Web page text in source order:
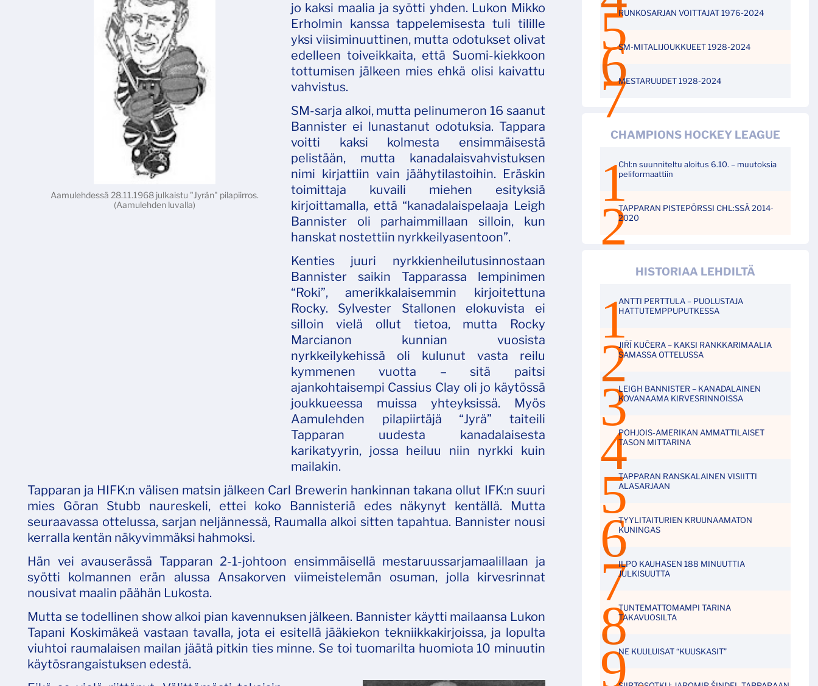
Aamulehdessä 28.11.1968 julkaistu "Jyrän" pilapiirros.
(Aamulehden luvalla)
jo kaksi maalia ja syötti yhden. Lukon Mikko
Erholmin kanssa tappelemisesta tuli tilille
yksi viisiminuuttinen, mutta odotukset olivat
edelleen toiveikkaita, että Suomi-kiekkoon
tottumisen jälkeen mies ehkä olisi kaivattu
vahvistus.
SM-sarja alkoi, mutta pelinumeron 16 saanut
Bannister ei lunastanut odotuksia. Tappara
voitti kaksi kolmesta ensimmäisestä
pelistään, mutta kanadalaisvahvistuksen
nimi kirjattiin vain jäähytilastoihin. Eräskin
toimittaja kuvaili miehen esityksiä
kirjoittamalla, että “kanadalaispelaaja Leigh
Bannister oli parhaimmillaan silloin, kun
hanskat nostettiin nyrkkeilyasentoon”.
Kenties juuri nyrkkienheilutusinnostaan
Bannister saikin Tapparassa lempinimen
“Roki”, amerikkalaisemmin kirjoitettuna
Rocky. Sylvester Stallonen elokuvista ei
silloin vielä ollut tietoa, mutta Rocky
Marcianon kunnian vuosista
nyrkkeilykehissä oli kulunut vasta reilu
kymmenen vuotta – sitä paitsi
ajankohtaisempi Cassius Clay oli jo käytössä
joukkueessa muissa yhteyksissä. Myös
Aamulehden pilapiirtäjä “Jyrä” taiteili
Tapparan uudesta kanadalaisesta
karikatyyrin, jossa heiluu niin nyrkki kuin
mailakin.
Tapparan ja HIFK:n välisen matsin jälkeen Carl Brewerin hankinnan takana ollut IFK:n suuri
mies Göran Stubb naureskeli, ettei koko Bannisteriä edes näkynyt kentällä. Mutta
seuraavassa ottelussa, sarjan neljännessä, Raumalla alkoi sitten tapahtua. Bannister nousi
kerralla kentän näkyvimmäksi hahmoksi.
Hän vei avauserässä Tapparan 2-1-johtoon ensimmäisellä mestaruussarjamaalillaan ja
syötti kolmannen erän alussa Ansakorven viimeistelemän osuman, jolla kirvesrinnat
nousivat maalin päähän Lukosta.
Mutta se todellinen show alkoi pian kavennuksen jälkeen. Bannister käytti mailaansa Lukon
Tapani Koskimäkeä vastaan tavalla, jota ei esitellä jääkiekon tekniikkakirjoissa, ja lopulta
viuhtoi raumalaisen mailan jäätä pitkin ties minne. Se toi tuomarilta huomiota 10 minuutin
käytösrangaistuksen edestä.
RUNKOSARJAN VOITTAJAT 1976-2024
SM-MITALIJOUKKUEET 1928-2024
MESTARUUDET 1928-2024
CHAMPIONS HOCKEY LEAGUE
Chl:n suunniteltu aloitus 6.10. – muutoksia
peliformaattiin
TAPPARAN PISTEPÖRSSI CHL:SSÄ 2014-
2020
HISTORIAA LEHDILTÄ
ANTTI PERTTULA – PUOLUSTAJA
HATTUTEMPPUPUTKESSA
JIŘÍ KUČERA – KAKSI RANKKARIMAALIA
SAMASSA OTTELUSSA
LEIGH BANNISTER – KANADALAINEN
KOVANAAMA KIRVESRINNOISSA
POHJOIS-AMERIKAN AMMATTILAISET
TASON MITTARINA
TAPPARAN RANSKALAINEN VISIITTI
ALASARJAAN
TYYLITAITURIEN KRUUNAAMATON
KUNINGAS
ILPO KAUHASEN 188 MINUUTTIA
JULKISUUTTA
TUNTEMATTOMAMPI TARINA
TAKAVUOSILTA
NE KUULUISAT “KUUSKASIT”